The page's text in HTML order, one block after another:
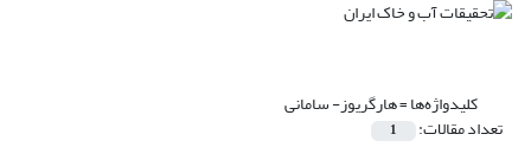
کلیدواژه‌ها =هارگریوز- سامانی
تعداد مقالات: 1